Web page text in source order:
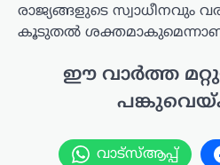
രാജ്യങ്ങളുടെ സ്വാധീനവും
കൂടുതൽ
ഈ വാർത്ത
വാട്സ്ആപ്പ്